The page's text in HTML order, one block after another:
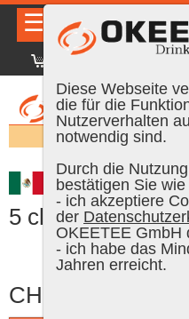
☰ DE FR EN|
Suchen:
Kah Tequila
5 cl, 40 % Vol.
CHF 10.40
Diese Webseite
die für die
Nutzerverhalten
notwendig sind.
Durch die
bestätigen Sie wie
- ich akzeptiere
der
OKEETEE GmbH
- ich habe das
Jahren erreicht.